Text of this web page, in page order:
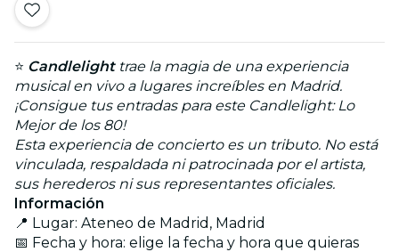
⭐ Candlelighttrae la magia de una experiencia
musical en vivo a lugares increíbles en Madrid.
¡Consigue tus entradas para este Candlelight: Lo
Mejor de los 80!
Esta experiencia de concierto es un tributo. No está
vinculada, respaldada ni patrocinada por el artista,
sus herederos ni sus representantes oficiales.
Información
📍 Lugar: Ateneo de Madrid, Madrid
📅 Fecha y hora: elige la fecha y hora que quieras